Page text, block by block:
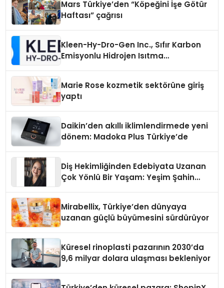
Mars Türkiye’den “Köpeğini İşe Götür
Haftası” çağrısı
Kleen-Hy-Dro-Gen Inc., Sıfır Karbon
Emisyonlu Hidrojen Isıtma
Marie Rose kozmetik sektörüne giriş
yaptı
Daikin’den akıllı iklimlendirmede yeni
dönem: Madoka Plus Türkiye’de
Diş Hekimliğinden Edebiyata Uzanan
Çok Yönlü Bir Yaşam: Yeşim Şahin
Mirabellix, Türkiye’den dünyaya
uzanan güçlü büyümesini sürdürüyor
Küresel rinoplasti pazarının 2030’da
9,6 milyar dolara ulaşması bekleniyor